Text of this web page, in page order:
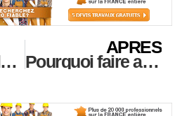
Trouver la meilleure entreprise de rénovation dans le 19ᵉ arrondissement de Paris : conseils et adresses
APRES
Pourquoi faire appel à une entreprise de rénovation à Paris ?